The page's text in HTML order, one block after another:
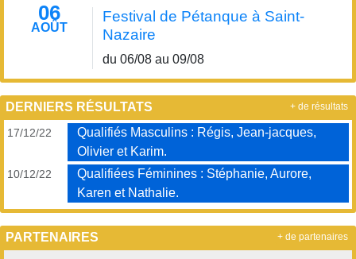
06
AOÛT
Festival de Pétanque à Saint-
Nazaire
du 06/08 au 09/08
DERNIERS RÉSULTATS
17/12/22
Qualifiés Masculins : Régis, Jean-jacques,
Olivier et Karim.
10/12/22
Qualifiées Féminines : Stéphanie, Aurore,
Karen et Nathalie.
+ de résultats
PARTENAIRES + de partenaires